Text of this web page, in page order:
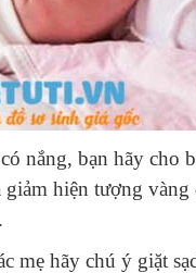
nắng, bạn hãy cho
hiện tượng
mẹ hãy chú ý giặt